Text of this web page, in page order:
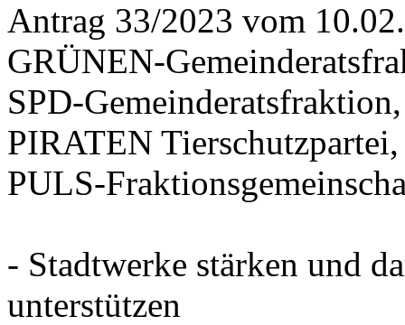
Antrag 33/2023 vom
GRÜNEN-
SPD-
PIRATEN Tierschutzpartei,
PULS-
- Stadtwerke stärken und
unterstützen